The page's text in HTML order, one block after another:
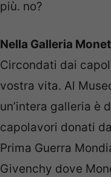
più. no?
Nella Galleria
Circondati dai
vostra vita. Al
un’intera galleria è
capolavori donati
Prima Guerra
Givenchy dove